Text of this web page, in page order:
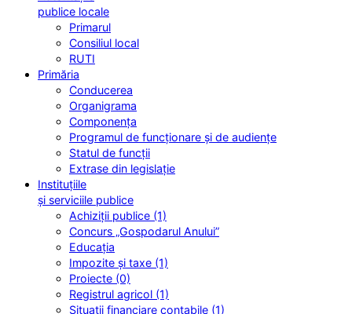
publice locale
Primarul
Consiliul local
RUTI
Primăria
Conducerea
Organigrama
Componența
Programul de funcționare și de audiențe
Statul de funcții
Extrase din legislație
Instituțiile
și serviciile publice
Achiziții publice (1)
Concurs „Gospodarul Anului”
Educația
Impozite și taxe (1)
Proiecte (0)
Registrul agricol (1)
Situații financiare contabile (1)